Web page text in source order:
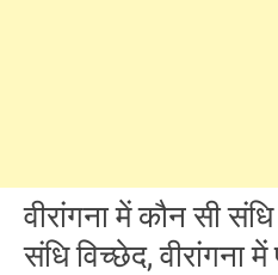
वीरांगना में कौन सी
संधि विच्छेद, वीरांगना